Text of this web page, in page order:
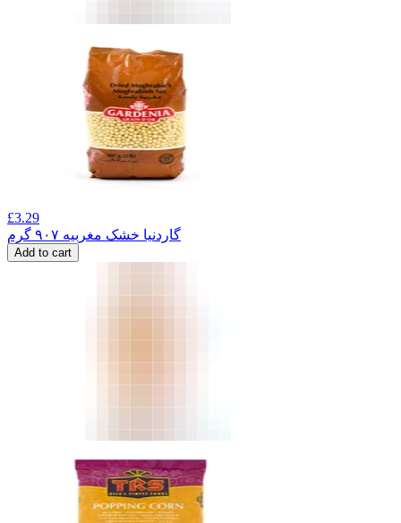
£3.29
گاردنیا خشک مغربیه ۹۰۷ گرم
Add to cart